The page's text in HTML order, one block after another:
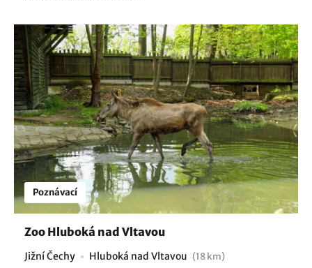
Poznávací
Zoo Hluboká nad Vltavou
Jižní Čechy Hluboká nad Vltavou (18 km)